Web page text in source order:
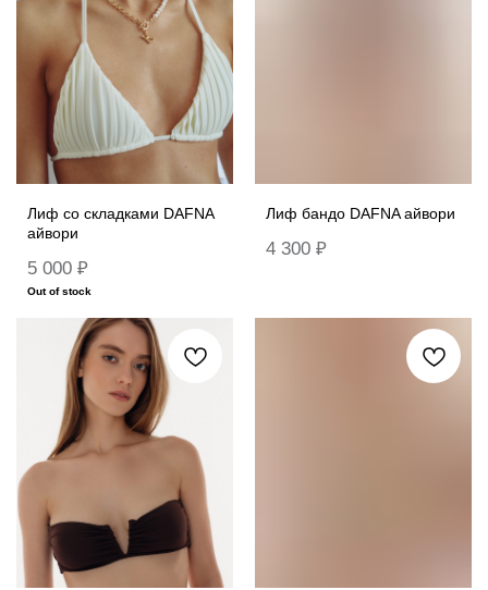
Лиф со складками DAFNA
айвори
5 000 ₽
Out of stock
Лиф бандо DAFNA айвори
4 300 ₽